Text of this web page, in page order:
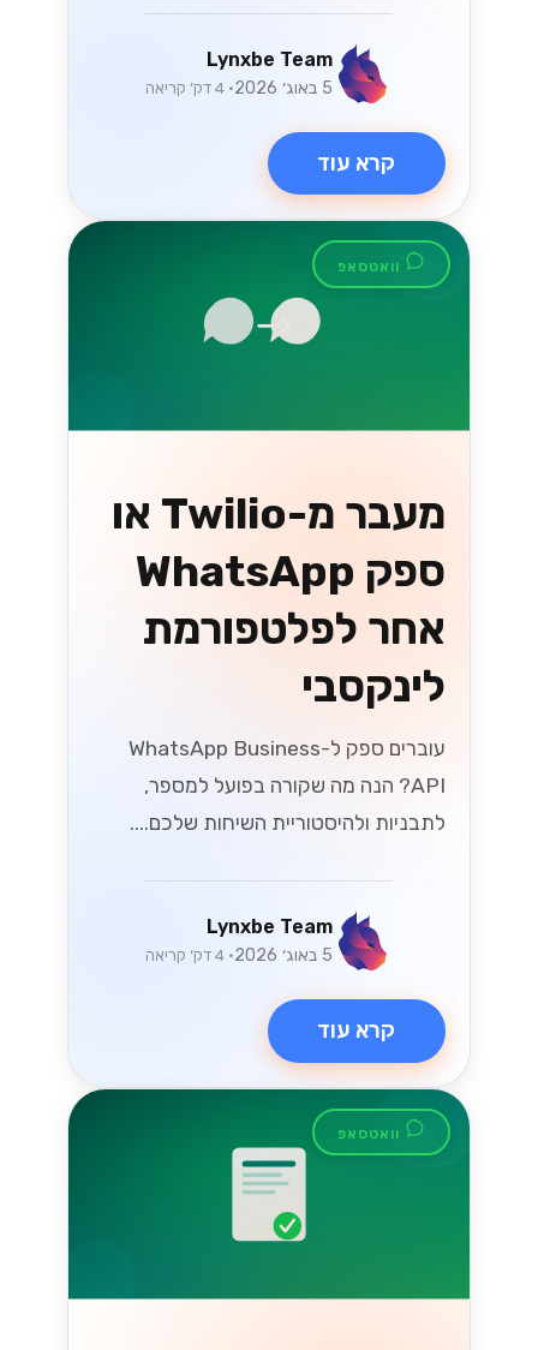
Lynxbe Team
5 באוג׳ 2026 • 4 דק׳ קריאה
קרא עוד
וואטסאפ
מעבר מ-Twilio או
ספק WhatsApp
אחר לפלטפורמת
לינקסבי
עוברים ספק ל-WhatsApp Business
API? הנה מה שקורה בפועל למספר,
לתבניות ולהיסטוריית השיחות שלכם....
Lynxbe Team
5 באוג׳ 2026 • 4 דק׳ קריאה
קרא עוד
וואטסאפ